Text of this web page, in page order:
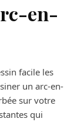
en-
facile les
un arc-en-
sur votre
qui